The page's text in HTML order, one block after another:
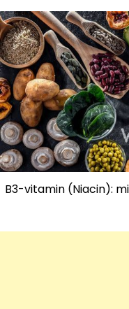
B3-vitamin (Niacin):